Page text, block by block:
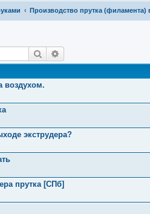
Производство прутка
Поиск
воздухом.
экструдера?
прутка [СПб]